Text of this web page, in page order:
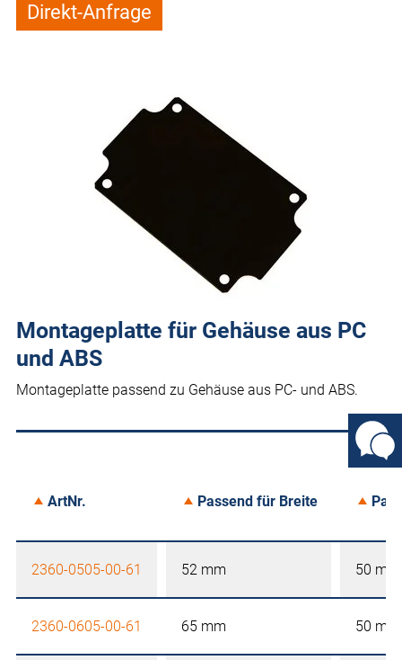
Direkt-Anfrage
Montageplatte für Gehäuse aus PC
und ABS
Montageplatte passend zu Gehäuse aus PC- und ABS.
ArtNr. Passend für Breite
2360-0505-00-61 52 mm 50 mm
2360-0605-00-61 65 mm 50 mm